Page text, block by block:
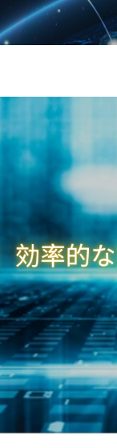
ードを書く時間よ
ー対応・不具合修
、効率的な開発フ
、Webアプリ開発
使われる進め方、
体系的に整理しま
234 Pham Van